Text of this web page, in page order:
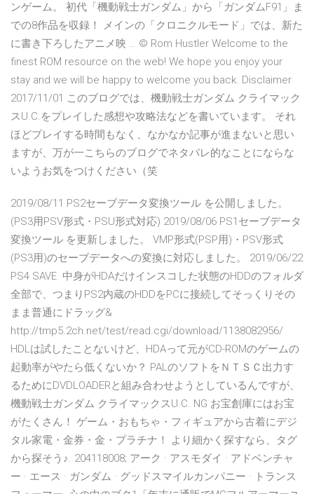
ンゲーム。 初代「機動戦士ガンダム」から「ガンダムF91」ま
での8作品を収録！ メインの「クロニクルモード」では、新た
に書き下ろしたアニメ映 … © Rom Hustler Welcome to the
finest ROM resource on the web! We hope you enjoy your
stay and we will be happy to welcome you back. Disclaimer
2017/11/01 このブログでは、機動戦士ガンダム クライマック
スU.C.をプレイした感想や攻略法などを書いています。 それ
ほどプレイする時間もなく、なかなか記事が進まないと思い
ますが、万が一こちらのブログでネタバレ的なことにならな
いようお気をつけください（笑
2019/08/11 PS2セーブデータ変換ツール を公開しました。
(PS3用PSV形式・PSU形式対応) 2019/08/06 PS1セーブデータ
変換ツール を更新しました。 VMP形式(PSP用)・PSV形式
(PS3用)のセーブデータへの変換に対応しました。 2019/06/22
PS4 SAVE 中身がHDAだけインスコした状態のHDDのフォルダ
全部で、つまりPS2内蔵のHDDをPCに接続してそっくりその
まま普通にドラッグ&
http://tmp5.2ch.net/test/read.cgi/download/1138082956/
HDLは試したことないけど、HDAって元がCD-ROMのゲームの
起動率がやたら低くないか？ PALのソフトをＮＴＳＣ出力す
るためにDVDLOADERと組み合わせようとしているんですが、
機動戦士ガンダム クライマックスU.C. NG お宝創庫にはお宝
がたくさん！ ゲーム・おもちゃ・フィギュアから古着にデジ
タル家電・金券・金・プラチナ！ より細かく探すなら、タグ
から探そう♪. 204118008; アーク · アスモダイ · アドベンチャ
ー · エース · ガンダム · グッドスマイルカンパニー · トランス